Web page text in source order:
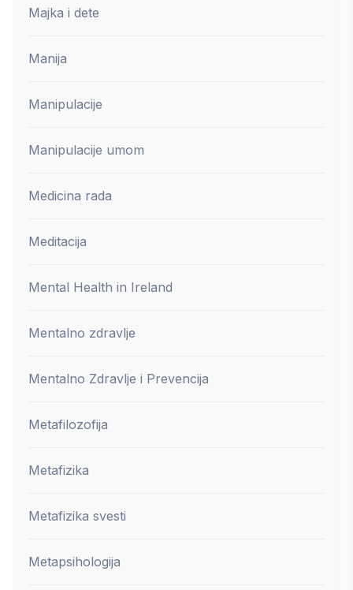
Majka i dete
Manija
Manipulacije
Manipulacije umom
Medicina rada
Meditacija
Mental Health in Ireland
Mentalno zdravlje
Mentalno Zdravlje i Prevencija
Metafilozofija
Metafizika
Metafizika svesti
Metapsihologija